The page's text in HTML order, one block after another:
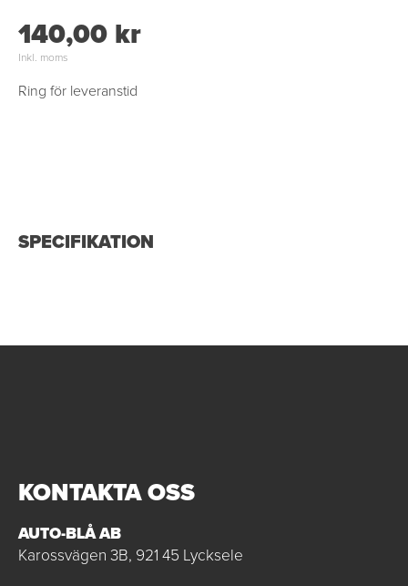
140,00 kr
Inkl. moms
Ring för leveranstid
SPECIFIKATION
KONTAKTA OSS
AUTO-BLÅ AB
Karossvägen 3B, 921 45 Lycksele